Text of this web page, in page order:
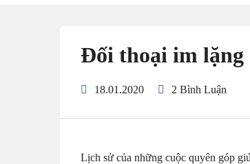
Đối thoại im lặng
18.01.2020 2 Bình Luận
Lịch sử của những cuộc quyên góp